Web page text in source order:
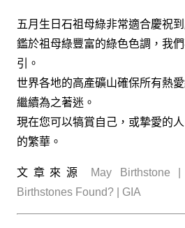
五月生日石祖母綠非常適合慶祝
鑑於祖母綠豐富的綠色色調，我
引。
世界各地的高產礦山確保所有熱
繼續為之著迷。
現在您可以犒賞自己，或摯愛的
的繁華。
文章來源
May Birthstone
Birthstones Found? | GIA